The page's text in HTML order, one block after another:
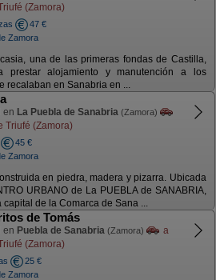
(Zamora)
47 €
Zamora
una de las primeras fondas de Castilla,
prestar alojamiento y manutención a los
recalaban en Sanabria en ...
en La Puebla de Sanabria (Zamora)
Triufé (Zamora)
45 €
Zamora
en piedra, madera y pizarra. Ubicada
URBANO de La PUEBLA de SANABRIA,
capital de la Comarca de Sana ...
de Tomás
en Puebla de Sanabria (Zamora)
a
(Zamora)
25 €
Zamora